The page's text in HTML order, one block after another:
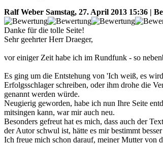
Ralf Weber Samstag, 27. April 2013 15:36 |
Danke für die tolle Seite!
Sehr geehrter Herr Draeger,
vor einiger Zeit habe ich im Rundfunk - so
Es ging um die Entstehung von 'Ich weiß, es
Erfolgsschlager schreiben, oder ihm drohe die
genannt werden würde.
Neugierig geworden, habe ich nun Ihre Seite
mitsingen kann, war mir auch neu.
Besonders gefreut hat es mich, dass auch der
der Autor schwul ist, hätte es mir bestimmt
Ich freue mich schon darauf, meiner Mutter von